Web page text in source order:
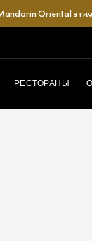
Oriental
РЕСТОРАНЫ